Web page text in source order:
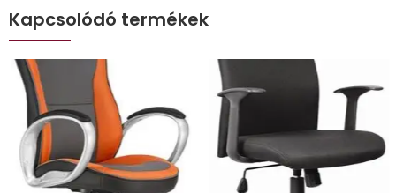
Kapcsolódó termékek